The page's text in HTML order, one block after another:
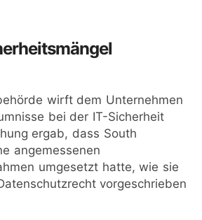
wirft dem Unternehmen
bei der IT-Sicherheit
ergab, dass South
angemessenen
umgesetzt hatte, wie sie
vorgeschrieben